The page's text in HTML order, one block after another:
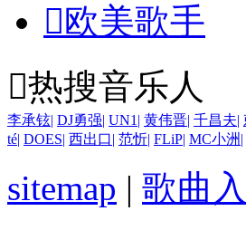
欧美歌手
热搜音乐人
李承铉| DJ勇强| UN1 | 黄伟晋| 千昌夫|
té| DOES| 西出口| 范忻| FLiP| MC小洲 |
sitemap | 歌曲